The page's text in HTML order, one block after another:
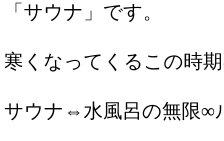
「サウナ」です。
寒くなってくるこの時
サウナ⇔水風呂の無限∞